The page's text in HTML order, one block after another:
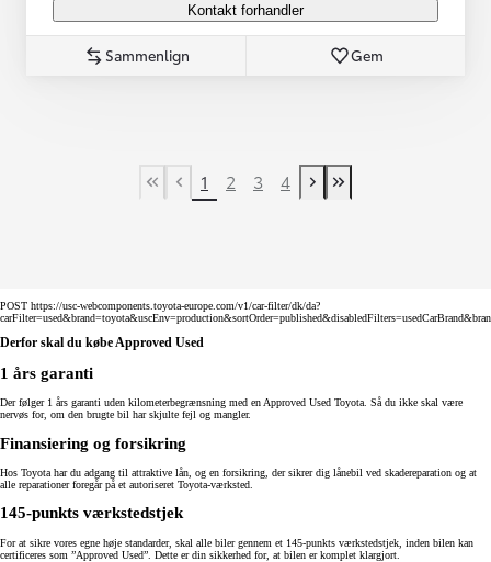
Kontakt forhandler
Sammenlign Gem
First Page
Tidligere side
1 2 3 4
Næste side
Last Page
POST https://usc-webcomponents.toyota-europe.com/v1/car-filter/dk/da?
Derfor skal du købe Approved Used
1 års garanti
Der følger 1 års garanti uden kilometerbegrænsning med en Approved Used Toyota. Så du ikke skal være
nervøs for, om den brugte bil har skjulte fejl og mangler.
Finansiering og forsikring
Hos Toyota har du adgang til attraktive lån, og en forsikring, der sikrer dig lånebil ved skadereparation og at
alle reparationer foregår på et autoriseret Toyota-værksted.
145-punkts værkstedstjek
For at sikre vores egne høje standarder, skal alle biler gennem et 145-punkts værkstedstjek, inden bilen kan
certificeres som ”Approved Used”. Dette er din sikkerhed for, at bilen er komplet klargjort.